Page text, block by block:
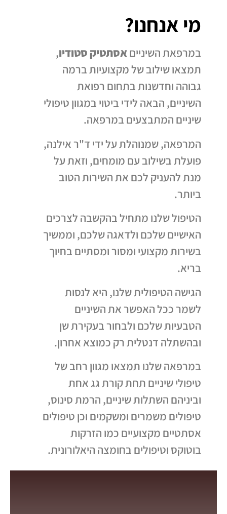
ואמנות נפגשים
לתיאום פגישה
ברמה גבוהה
לתיאום פגישה
ואמנות נפגשים
לתיאום פגישה
ברמה גבוהה
לתיאום פגישה
ואמנות נפגשים
לתיאום פגישה
ברמה גבוהה
לתיאום פגישה
מי אנחנו?
במרפאת השינייםאסתטיק סטודיו,
תמצאו שילוב של מקצועיות ברמה
גבוהה וחדשנות בתחום רפואת
השיניים, הבאה לידי ביטוי במגוון טיפולי
שיניים המתבצעים במרפאה.
המרפאה, שמנוהלת על ידי ד"ר אילנה,
פועלת בשילוב עם מומחים, וזאת על
מנת להעניק לכם את השירות הטוב
ביותר.
הטיפול שלנו מתחיל בהקשבה לצרכים
האישיים שלכם ולדאגה שלכם, וממשיך
בשירות מקצועי ומסור ומסתיים בחיוך
בריא.
הגישה הטיפולית שלנו, היא לנסות
לשמר ככל האפשר את השיניים
הטבעיות שלכם ולבחור בעקירת שן
ובהשתלה דנטלית רק כמוצא אחרון.
במרפאה שלנו תמצאו מגוון רחב של
טיפולי שיניים תחת קורת גג אחת
וביניהם השתלות שיניים, הרמת סינוס,
טיפולים משמרים ומשקמים וכן טיפולים
אסתטיים מקצועיים כמו הזרקות
בוטוקס וטיפולים בחומצה היאלורונית.